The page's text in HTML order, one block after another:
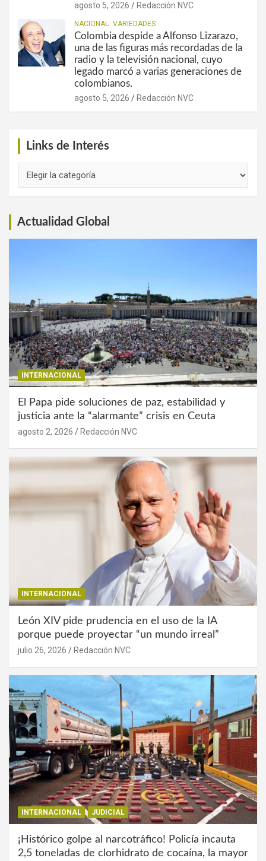
agosto 5, 2026 Redacción NVC
NACIONAL VARIEDADES
Colombia despide a Alfonso Lizarazo,
una de las figuras más recordadas de la
radio y la televisión nacional, cuyo
legado marcó a varias generaciones de
colombianos.
agosto 5, 2026 Redacción NVC
Links de Interés
Actualidad Global
INTERNACIONAL
El Papa pide soluciones de paz, estabilidad y
justicia ante la “alarmante” crisis en Ceuta
agosto 2, 2026 Redacción NVC
INTERNACIONAL
León XIV pide prudencia en el uso de la IA
porque puede proyectar “un mundo irreal”
julio 26, 2026 Redacción NVC
INTERNACIONAL JUDICIAL
¡Histórico golpe al narcotráfico! Policía incauta
2,5 toneladas de clorhidrato de cocaína, la mayor